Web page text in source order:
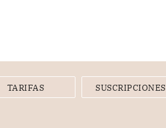
TARIFAS SUSCRIPCIONES